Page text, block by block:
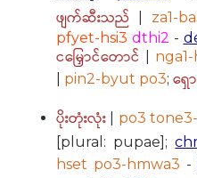
ဖျက်ဆီးသည်
za1-
pfyet-hsi3 dthi2 -
ငမြှောင်တောင်
pin2-byut po3; ရှေ
ပိုးတုံးလုံး po3
[plural: pupae];
hset po3-hmwa3 -